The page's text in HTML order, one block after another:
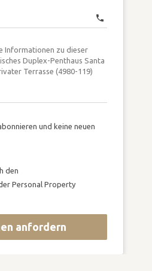
call
und keine neuen
den
Personal Property
anfordern